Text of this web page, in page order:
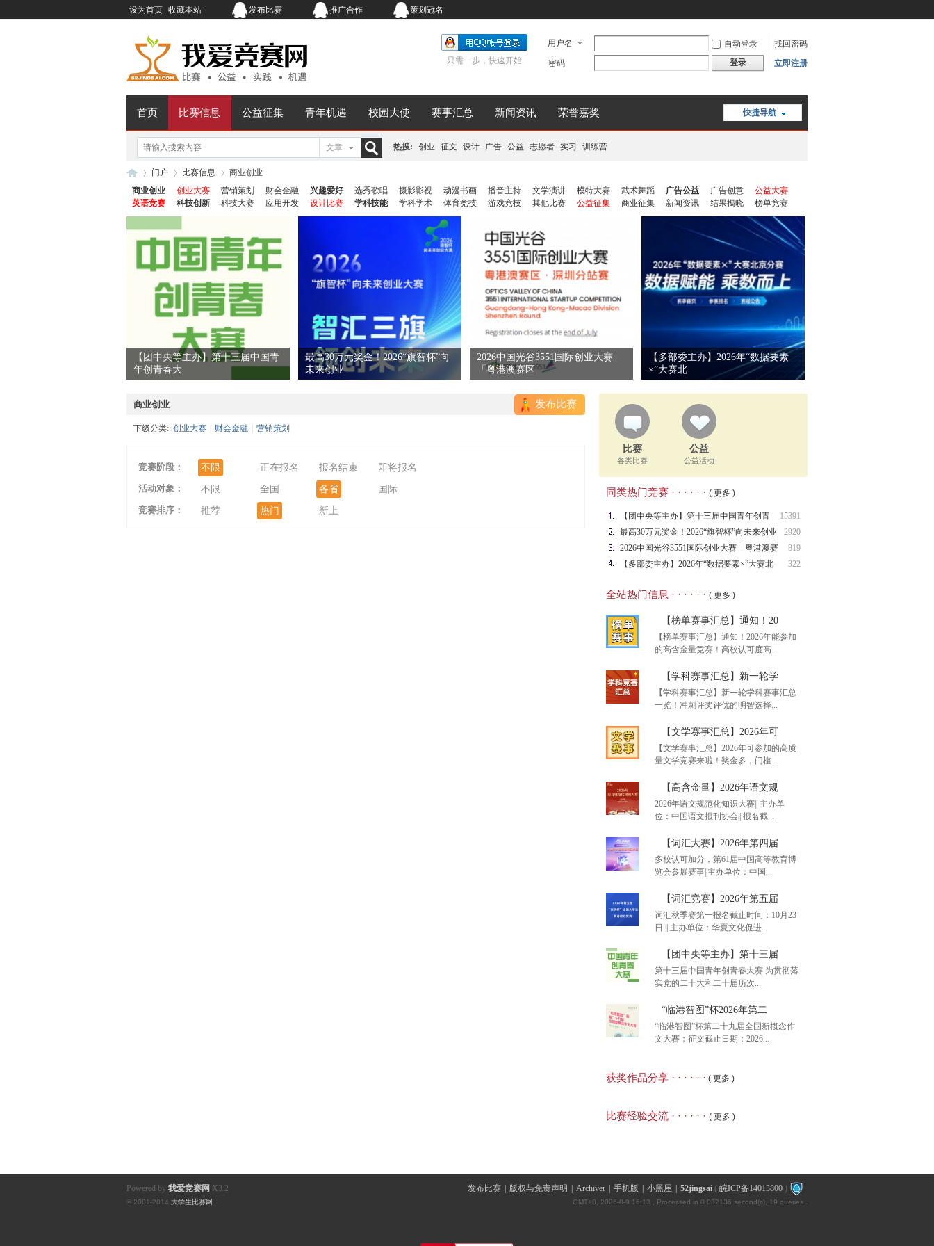
设为首页 收藏本站 发布比赛 推广合作 策划冠名
用户名 自动登录
找回密码
密码
登录 立即注册
只需一步，快速开始
快捷导航
首页 比赛信息 公益征集 青年机遇 校园大使 赛事汇总 新闻资讯 荣誉嘉奖
文章 热搜: 创业 征文 设计 广告 公益 志愿者 实习 训练营
我
爱
›
门户
›
比赛信息
商业创业
商业创业
创业大赛 营销策划 财会金融 兴趣爱好 选秀歌唱 摄影影视 动漫书画 播音主持 文学演讲 模特大赛 武术舞蹈 广告公益 广告创意
公益大赛
英语竞赛
科技创新 科技大赛 应用开发 设计比赛 学科技能 学科学术 体育竞技 游戏竞技 其他比赛 公益征集 商业征集 新闻资讯 结果揭晓 榜单竞赛
【团中央等主办】第十三届中国青
年创青春大
最高30万元奖金！2026“旗智杯”向
未来创业
2026中国光谷3551国际创业大赛
「粤港澳赛区
【多部委主办】2026年“数据要素
×”大赛北
发布比赛
商业创业
下级分类: 创业大赛 财会金融 营销策划
竞赛阶段： 不限 正在报名 报名结束
即将报名
活动对象：
不限 全国 各省
国际
竞赛排序：
推荐 热门 新上
比赛
各类比赛
公益
公益活动
同类热门竞赛 · · · · · · ( 更多 )
15391
【团中央等主办】第十三届中国青年创青
春大
2920
最高30万元奖金！2026“旗智杯”向未来创业
819
2026中国光谷3551国际创业大赛「粤港澳赛
区
322
【多部委主办】2026年“数据要素×”大赛北
全站热门信息 · · · · · · ( 更多 )
【榜单赛事汇总】通知！20
【榜单赛事汇总】通知！2026年能参加
的高含金量竞赛！高校认可度高...
【榜单赛事汇总】通知！20
【学科赛事汇总】新一轮学
【学科赛事汇总】新一轮学科赛事汇总
一览！冲刺评奖评优的明智选择...
【学科赛事汇总】新一轮学
【文学赛事汇总】2026年可
【文学赛事汇总】2026年可参加的高质
量文学竞赛来啦！奖金多，门槛...
【文学赛事汇总】2026年可
【高含金量】2026年语文规
2026年语文规范化知识大赛|| 主办单
位：中国语文报刊协会|| 报名截...
【高含金量】2026年语文规
【词汇大赛】2026年第四届
多校认可加分，第61届中国高等教育博
览会参展赛事||主办单位：中国...
【词汇大赛】2026年第四届
【词汇竞赛】2026年第五届
词汇秋季赛第一报名截止时间：10月23
日 || 主办单位：华夏文化促进...
【词汇竞赛】2026年第五届
【团中央等主办】第十三届
第十三届中国青年创青春大赛 为贯彻落
实党的二十大和二十届历次...
【团中央等主办】第十三届
“临港智图”杯2026年第二
“临港智图”杯第二十九届全国新概念作
文大赛；征文截止日期：2026...
获奖作品分享 · · · · · · ( 更多 )
比赛经验交流 · · · · · · ( 更多 )
发布比赛 版权与免责声明 Archiver 手机版 小黑屋 52jingsai ( 皖ICP备14013800 )
GMT+8, 2026-8-9 16:13 , Processed in 0.032136 second(s), 19 queries .
Powered by 我爱竞赛网 X3.2
© 2001-2014 大学生比赛网